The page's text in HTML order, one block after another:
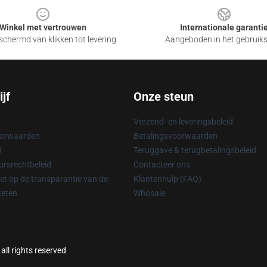
Winkel met vertrouwen
van klikken tot levering
Internationale
Aangeboden in het
op de transparantie van de
Onze steun
Verzend- en leveringsbeleid
Betalingsvoorwaarden
Teruggave & terugbetalingsbeleid
Contacteer ons
Klantenhulp (FAQ)
Whosale
rights reserved